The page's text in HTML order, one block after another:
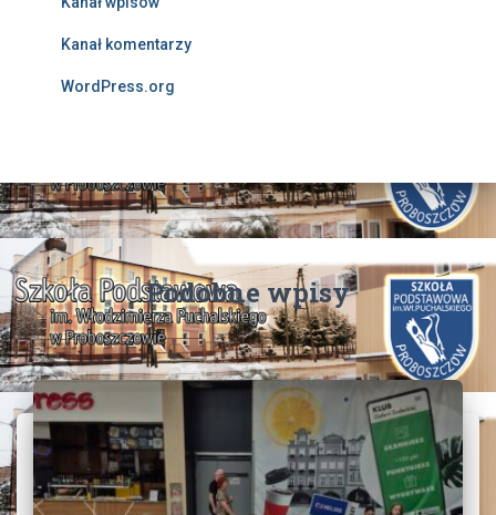
Kanał komentarzy
WordPress.org
Podobne wpisy